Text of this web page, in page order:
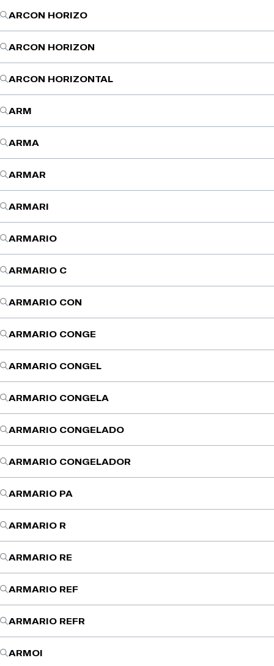
ARCON HORIZO
ARCON HORIZON
ARCON HORIZONTAL
ARM
ARMA
ARMAR
ARMARI
ARMARIO
ARMARIO C
ARMARIO CON
ARMARIO CONGE
ARMARIO CONGEL
ARMARIO CONGELA
ARMARIO CONGELADO
ARMARIO CONGELADOR
ARMARIO PA
ARMARIO R
ARMARIO RE
ARMARIO REF
ARMARIO REFR
ARMOI